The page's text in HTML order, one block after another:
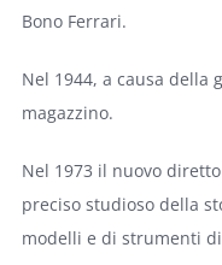
Bono Ferrari.
Nel 1944, a causa della
magazzino.
Nel 1973 il nuovo
preciso studioso della
modelli e di strumenti